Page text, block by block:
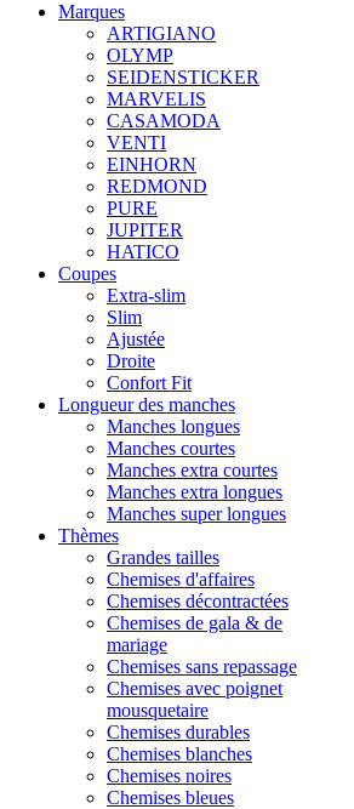
Marques
ARTIGIANO
OLYMP
SEIDENSTICKER
MARVELIS
CASAMODA
VENTI
EINHORN
REDMOND
PURE
JUPITER
HATICO
Coupes
Extra-slim
Slim
Ajustée
Droite
Confort Fit
Longueur des manches
Manches longues
Manches courtes
Manches extra courtes
Manches extra longues
Manches super longues
Thèmes
Grandes tailles
Chemises d'affaires
Chemises décontractées
Chemises de gala & de
mariage
Chemises sans repassage
Chemises avec poignet
mousquetaire
Chemises durables
Chemises blanches
Chemises noires
Chemises bleues